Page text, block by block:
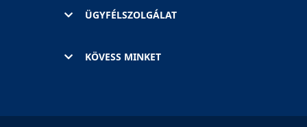
ÜGYFÉLSZOLGÁLAT
KÖVESS MINKET